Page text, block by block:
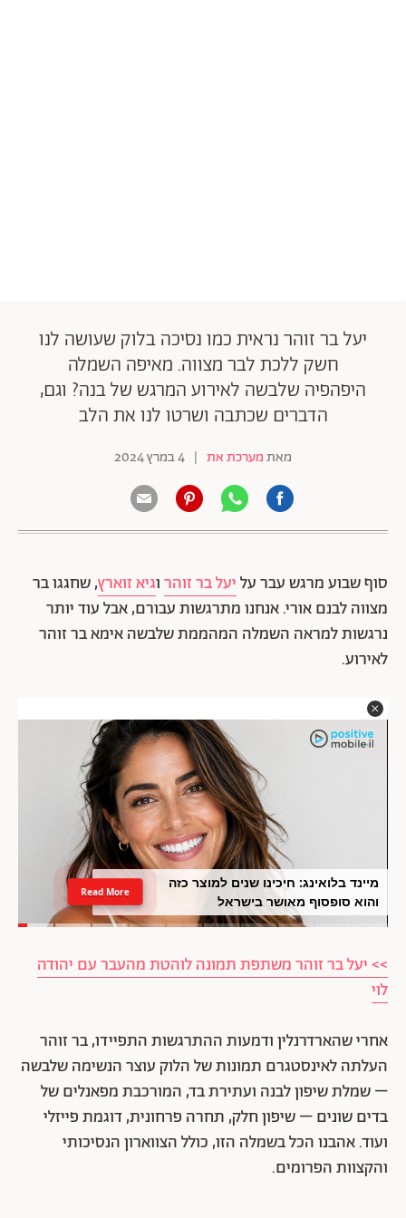
יעל בר זוהר נראית כמו נסיכה בלוק שעושה לנו
חשק ללכת לבר מצווה. מאיפה השמלה
היפהפיה שלבשה לאירוע המרגש של בנה? וגם,
הדברים שכתבה ושרטו לנו את הלב
מאתמערכת את | 4 במרץ 2024
סוף שבוע מרגש עבר עליעל בר זוהרוגיא זוארץ, שחגגו בר
מצווה לבנם אורי. אנחנו מתרגשות עבורם, אבל עוד יותר
נרגשות למראה השמלה המהממת שלבשה אימא בר זוהר
לאירוע.
מיינד בלואינג: חיכינו שנים למוצר כזה
והוא סופסוף מאושר בישראל
Read More
>> יעל בר זוהר משתפת תמונה לוהטת מהעבר עם יהודה
לוי
אחרי שהארדרנלין ודמעות ההתרגשות התפיידו, בר זוהר
העלתה לאינסטגרם תמונות של הלוק עוצר הנשימה שלבשה
– שמלת שיפון לבנה ועתירת בד, המורכבת מפאנלים של
בדים שונים – שיפון חלק, תחרה פרחונית, דוגמת פייזלי
ועוד. אהבנו הכל בשמלה הזו, כולל הצווארון הנסיכותי
והקצוות הפרומים.